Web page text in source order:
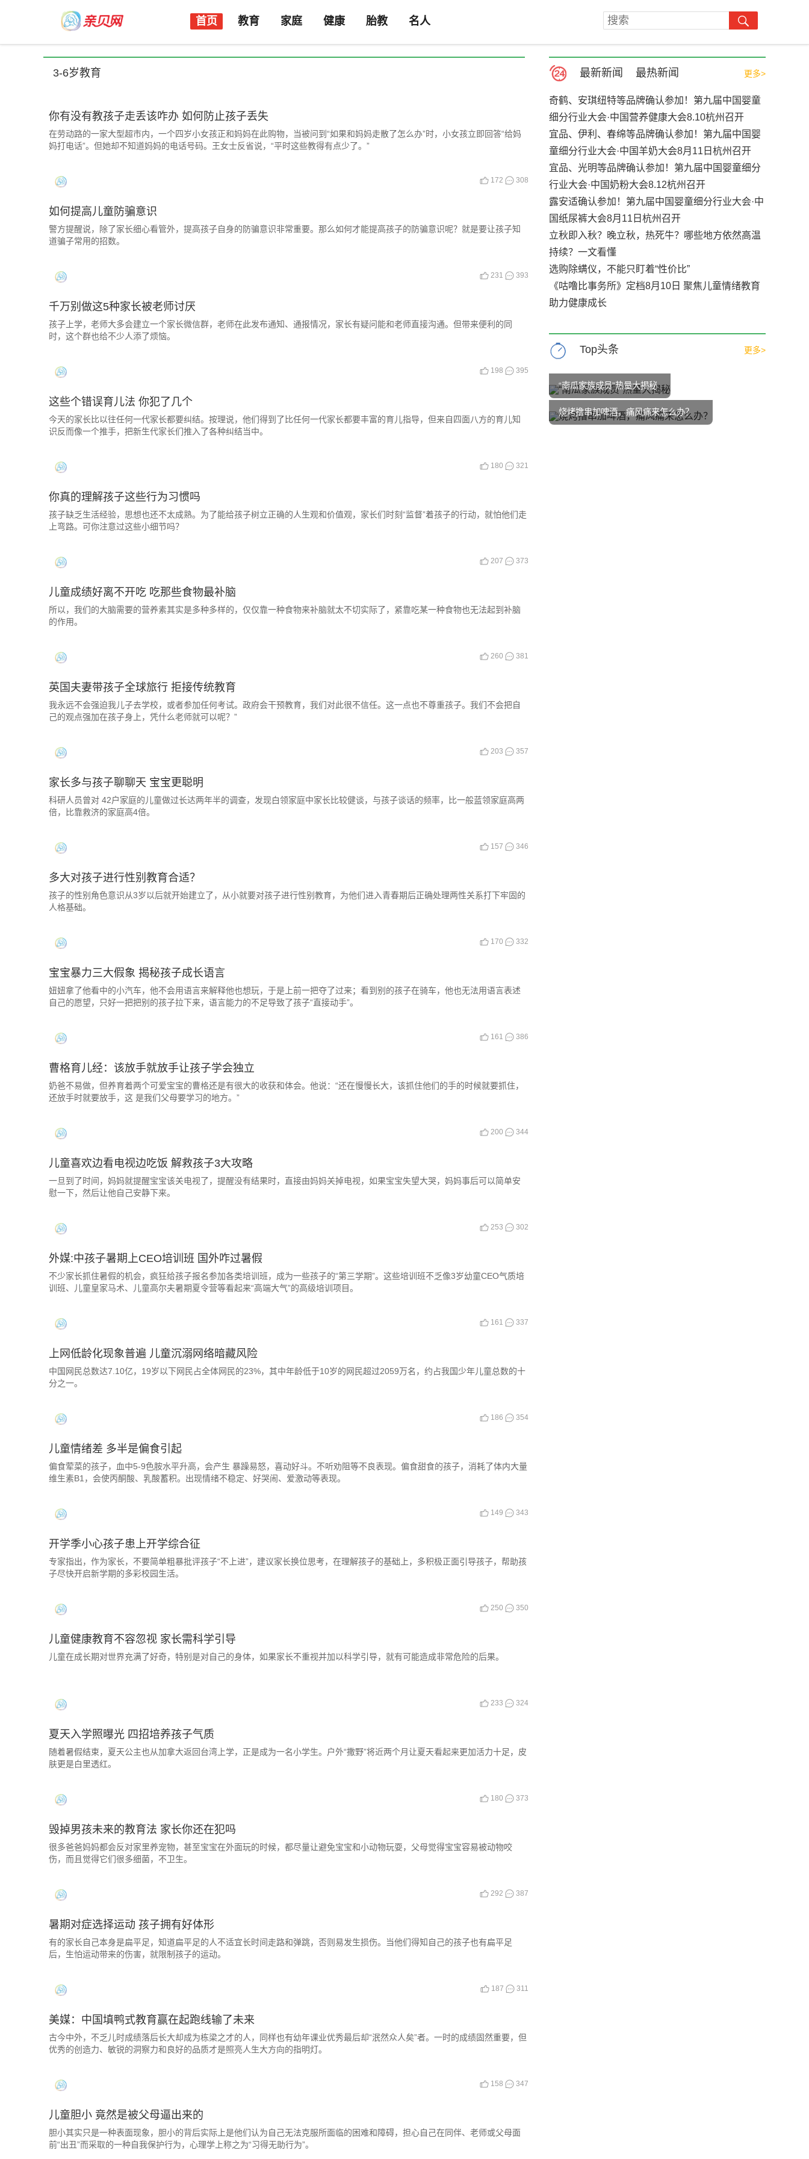
首页 教育 家庭 健康 胎教 名人
3-6岁教育
你有没有教孩子走丢该咋办 如何防止孩子丢失
在劳动路的一家大型超市内，一个四岁小女孩正和妈妈在此购物，当被问到“如果和妈妈走散了怎么办”时，小女孩立即回答“给妈
妈打电话”。但她却不知道妈妈的电话号码。王女士反省说，“平时这些教得有点少了。”
172 308
如何提高儿童防骗意识
警方提醒说，除了家长细心看管外，提高孩子自身的防骗意识非常重要。那么如何才能提高孩子的防骗意识呢？就是要让孩子知
道骗子常用的招数。
231 393
千万别做这5种家长被老师讨厌
孩子上学，老师大多会建立一个家长微信群，老师在此发布通知、通报情况，家长有疑问能和老师直接沟通。但带来便利的同
时，这个群也给不少人添了烦恼。
198 395
这些个错误育儿法 你犯了几个
今天的家长比以往任何一代家长都要纠结。按理说，他们得到了比任何一代家长都要丰富的育儿指导，但来自四面八方的育儿知
识反而像一个推手，把新生代家长们推入了各种纠结当中。
180 321
你真的理解孩子这些行为习惯吗
孩子缺乏生活经验，思想也还不太成熟。为了能给孩子树立正确的人生观和价值观，家长们时刻“监督”着孩子的行动，就怕他们走
上弯路。可你注意过这些小细节吗？
207 373
儿童成绩好离不开吃 吃那些食物最补脑
所以，我们的大脑需要的营养素其实是多种多样的，仅仅靠一种食物来补脑就太不切实际了，紧靠吃某一种食物也无法起到补脑
的作用。
260 381
英国夫妻带孩子全球旅行 拒接传统教育
我永远不会强迫我儿子去学校，或者参加任何考试。政府会干预教育，我们对此很不信任。这一点也不尊重孩子。我们不会把自
己的观点强加在孩子身上，凭什么老师就可以呢？”
203 357
家长多与孩子聊聊天 宝宝更聪明
科研人员曾对 42户家庭的儿童做过长达两年半的调查，发现白领家庭中家长比较健谈，与孩子谈话的频率，比一般蓝领家庭高两
倍，比靠救济的家庭高4倍。
157 346
多大对孩子进行性别教育合适？
孩子的性别角色意识从3岁以后就开始建立了，从小就要对孩子进行性别教育，为他们进入青春期后正确处理两性关系打下牢固的
人格基础。
170 332
宝宝暴力三大假象 揭秘孩子成长语言
妞妞拿了他看中的小汽车，他不会用语言来解释他也想玩，于是上前一把夺了过来；看到别的孩子在骑车，他也无法用语言表述
自己的愿望，只好一把把别的孩子拉下来，语言能力的不足导致了孩子“直接动手”。
161 386
曹格育儿经：该放手就放手让孩子学会独立
奶爸不易做，但养育着两个可爱宝宝的曹格还是有很大的收获和体会。他说：“还在慢慢长大，该抓住他们的手的时候就要抓住，
还放手时就要放手，这 是我们父母要学习的地方。”
200 344
儿童喜欢边看电视边吃饭 解救孩子3大攻略
一旦到了时间，妈妈就提醒宝宝该关电视了，提醒没有结果时，直接由妈妈关掉电视，如果宝宝失望大哭，妈妈事后可以简单安
慰一下，然后让他自己安静下来。
253 302
外媒:中孩子暑期上CEO培训班 国外咋过暑假
不少家长抓住暑假的机会，疯狂给孩子报名参加各类培训班，成为一些孩子的“第三学期”。这些培训班不乏像3岁幼童CEO气质培
训班、儿童皇家马术、儿童高尔夫暑期夏令营等看起来“高端大气”的高级培训项目。
161 337
上网低龄化现象普遍 儿童沉溺网络暗藏风险
中国网民总数达7.10亿，19岁以下网民占全体网民的23%，其中年龄低于10岁的网民超过2059万名，约占我国少年儿童总数的十
分之一。
186 354
儿童情绪差 多半是偏食引起
偏食荤菜的孩子，血中5-9色胺水平升高，会产生 暴躁易怒，喜动好斗。不听劝阻等不良表现。偏食甜食的孩子，消耗了体内大量
维生素B1，会使丙酮酸、乳酸蓄积。出现情绪不稳定、好哭闹、爱激动等表现。
149 343
开学季小心孩子患上开学综合征
专家指出，作为家长，不要简单粗暴批评孩子“不上进”，建议家长换位思考，在理解孩子的基础上，多积极正面引导孩子，帮助孩
子尽快开启新学期的多彩校园生活。
250 350
儿童健康教育不容忽视 家长需科学引导
儿童在成长期对世界充满了好奇，特别是对自己的身体，如果家长不重视并加以科学引导，就有可能造成非常危险的后果。
233 324
夏天入学照曝光 四招培养孩子气质
随着暑假结束，夏天公主也从加拿大返回台湾上学，正是成为一名小学生。户外“撒野”将近两个月让夏天看起来更加活力十足，皮
肤更是白里透红。
180 373
毁掉男孩未来的教育法 家长你还在犯吗
很多爸爸妈妈都会反对家里养宠物，甚至宝宝在外面玩的时候，都尽量让避免宝宝和小动物玩耍，父母觉得宝宝容易被动物咬
伤，而且觉得它们很多细菌，不卫生。
292 387
暑期对症选择运动 孩子拥有好体形
有的家长自己本身是扁平足，知道扁平足的人不适宜长时间走路和弹跳，否则易发生损伤。当他们得知自己的孩子也有扁平足
后，生怕运动带来的伤害，就限制孩子的运动。
187 311
美媒：中国填鸭式教育赢在起跑线输了未来
古今中外，不乏儿时成绩落后长大却成为栋梁之才的人，同样也有幼年课业优秀最后却“泯然众人矣”者。一时的成绩固然重要，但
优秀的创造力、敏锐的洞察力和良好的品质才是照亮人生大方向的指明灯。
158 347
儿童胆小 竟然是被父母逼出来的
胆小其实只是一种表面现象，胆小的背后实际上是他们认为自己无法克服所面临的困难和障碍，担心自己在同伴、老师或父母面
前“出丑”而采取的一种自我保护行为，心理学上称之为“习得无助行为”。
最新新闻 最热新闻 更多>
奇鹤、安琪纽特等品牌确认参加！第九届中国婴童
细分行业大会·中国营养健康大会8.10杭州召开
宜品、伊利、春绵等品牌确认参加！第九届中国婴
童细分行业大会·中国羊奶大会8月11日杭州召开
宜品、光明等品牌确认参加！第九届中国婴童细分
行业大会·中国奶粉大会8.12杭州召开
露安适确认参加！第九届中国婴童细分行业大会·中
国纸尿裤大会8月11日杭州召开
立秋即入秋？晚立秋，热死牛？哪些地方依然高温
持续？一文看懂
选购除螨仪，不能只盯着“性价比”
《咕噜比事务所》定档8月10日 聚焦儿童情绪教育
助力健康成长
Top头条 更多>
“南瓜家族成员”热量大揭秘
烧烤撸串加啤酒，痛风痛来怎么办？